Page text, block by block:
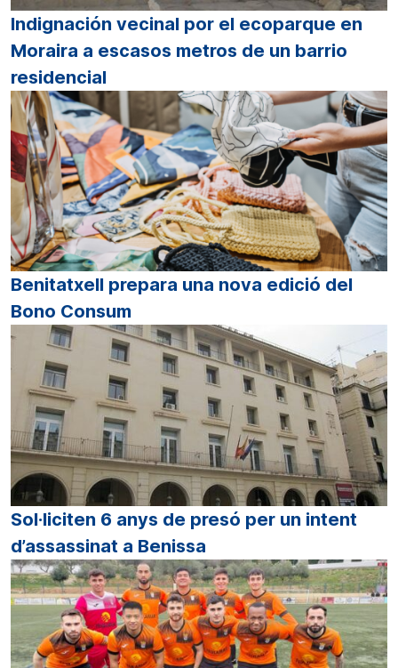
Indignación vecinal por el ecoparque en
Moraira a escasos metros de un barrio
residencial
Benitatxell prepara una nova edició del
Bono Consum
Sol·liciten 6 anys de presó per un intent
d’assassinat a Benissa